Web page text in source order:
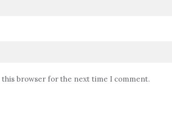
this browser for the next time I comment.